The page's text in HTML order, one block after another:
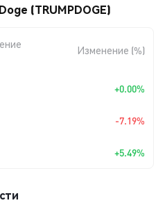
(TRUMPDOGE)
Изменение (%)
+0.00%
-7.19%
+5.49%